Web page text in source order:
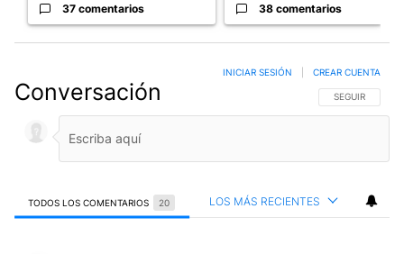
37 comentarios 38 comentarios
Conversación SIGA ESTA
SEGUIR
INICIAR SESIÓN CREAR CUENTA
TODOS LOS COMENTARIOS 20 LOS MÁS RECIENTES